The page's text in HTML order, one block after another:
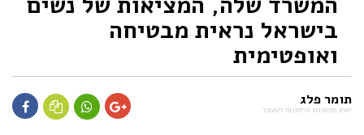
בישראל נראית מבטיחה
ואופטימית
תומר פלג
יועץ תקשורת ועיתונאי לשעבר